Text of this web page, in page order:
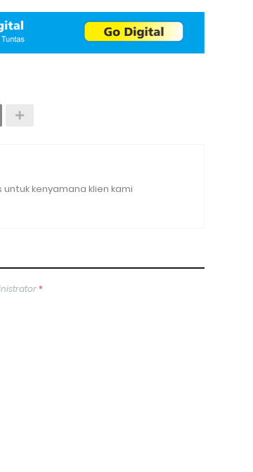
kenyamana klien kami
*